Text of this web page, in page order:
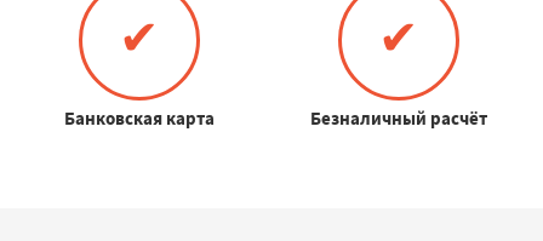
✔
Банковская карта
✔
Безналичный расчёт